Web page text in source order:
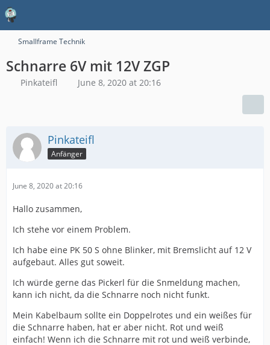
Smallframe Technik
Schnarre 6V mit 12V ZGP
Pinkateifl June 8, 2020 at 20:16
Pinkateifl
Anfänger
June 8, 2020 at 20:16
Hallo zusammen,
Ich stehe vor einem Problem.
Ich habe eine PK 50 S ohne Blinker, mit Bremslicht auf 12 V
aufgebaut. Alles gut soweit.
Ich würde gerne das Pickerl für die Snmeldung machen,
kann ich nicht, da die Schnarre noch nicht funkt.
Mein Kabelbaum sollte ein Doppelrotes und ein weißes für
die Schnarre haben, hat er aber nicht. Rot und weiß
einfach! Wenn ich die Schnarre mit rot und weiß verbinde,